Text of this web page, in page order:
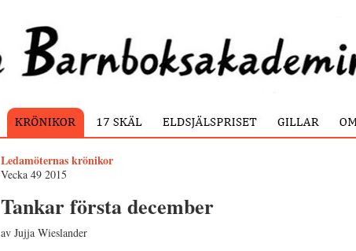
Ledamöternas krönikor
Vecka 49 2015
Tankar första december
av Jujja Wieslander